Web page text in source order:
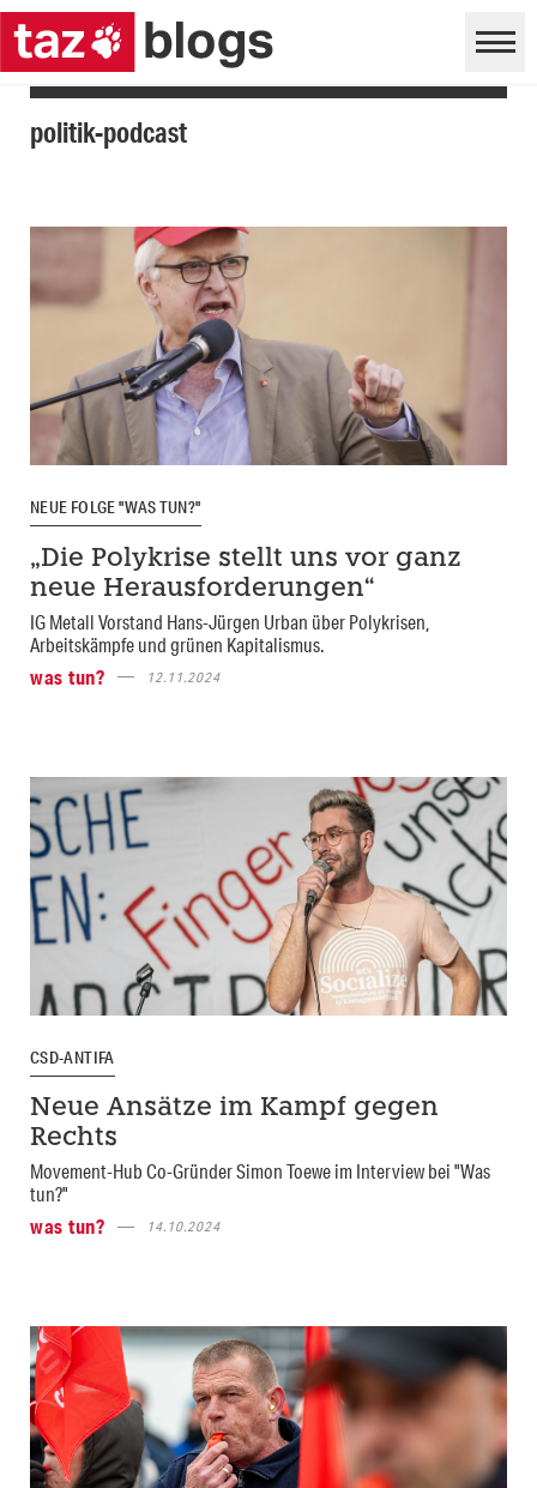
politik-podcast
NEUE FOLGE "WAS TUN?"
„Die Polykrise stellt uns vor ganz
neue Herausforderungen“
IG Metall Vorstand Hans-Jürgen Urban über Polykrisen,
Arbeitskämpfe und grünen Kapitalismus.
was tun?
12.11.2024
CSD-ANTIFA
Neue Ansätze im Kampf gegen
Rechts
Movement-Hub Co-Gründer Simon Toewe im Interview bei "Was
tun?"
was tun?
14.10.2024